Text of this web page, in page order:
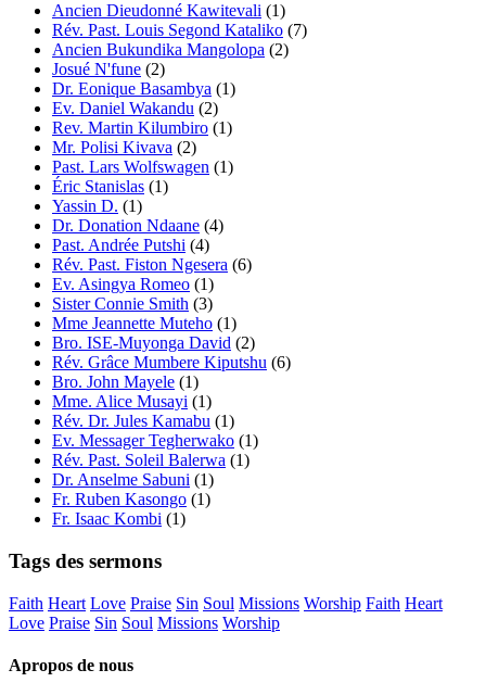
Ancien Dieudonné Kawitevali (1)
Rév. Past. Louis Segond Kataliko (7)
Ancien Bukundika Mangolopa (2)
Josué N'fune (2)
Dr. Eonique Basambya (1)
Ev. Daniel Wakandu (2)
Rev. Martin Kilumbiro (1)
Mr. Polisi Kivava (2)
Past. Lars Wolfswagen (1)
Éric Stanislas (1)
Yassin D. (1)
Dr. Donation Ndaane (4)
Past. Andrée Putshi (4)
Rév. Past. Fiston Ngesera (6)
Ev. Asingya Romeo (1)
Sister Connie Smith (3)
Mme Jeannette Muteho (1)
Bro. ISE-Muyonga David (2)
Rév. Grâce Mumbere Kiputshu (6)
Bro. John Mayele (1)
Mme. Alice Musayi (1)
Rév. Dr. Jules Kamabu (1)
Ev. Messager Tegherwako (1)
Rév. Past. Soleil Balerwa (1)
Dr. Anselme Sabuni (1)
Fr. Ruben Kasongo (1)
Fr. Isaac Kombi (1)
Tags des sermons
Faith Heart Love Praise Sin Soul Missions Worship Faith Heart
Love Praise Sin Soul Missions Worship
Apropos de nous